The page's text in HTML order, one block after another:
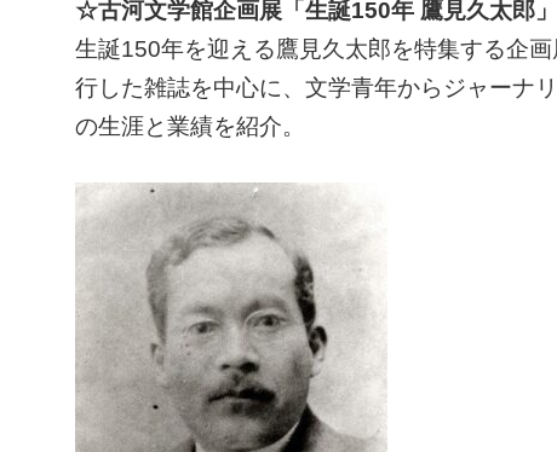
☆古河文学館企画展「生誕150年 鷹見久太郎」
生誕150年を迎える鷹見久太郎を特集する企
行した雑誌を中心に、文学青年からジャーナ
の生涯と業績を紹介。